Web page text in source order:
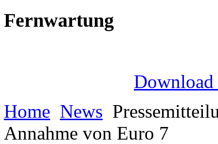
Fernwartung
Download
Home News
Annahme von Euro 7